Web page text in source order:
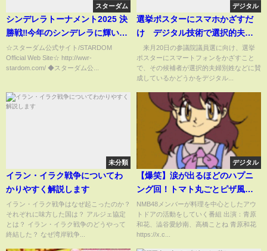
スターダム
シンデレラトーナメント2025 決
勝戦‼️今年のシンデレラに輝いた
のは… #stardom #スターダム
#prowrestling #プロレス #女子
☆スターダム公式サイト/STARDOM
Official Web Site☆ http://wwr-
stardom.com/ ◆スターダム公...
デジタル
選挙ポスターにスマホかざすだ
け デジタル技術で選択的夫婦
別姓などの政策を判別(2025年6
月30日)
来月20日の参議院議員選に向け、選挙
ポスターにスマートフォンをかざすこと
で、その候補者が選択的夫婦別姓などに賛
成しているかどうかをデジタル...
未分類
イラン・イラク戦争についてわ
かりやすく解説します
イラン・イラク戦争はなぜ起こったのか？
それぞれに味方した国は？ アルジェ協定
とは？ イラン・イラク戦争のどうやって
終結した？ なぜ湾岸戦争...
デジタル
【爆笑】涙が出るほどのハプニ
ング回！トマト丸ごとピザ風ホ
イル焼き＆焼きおにぎり｜
NMB48女子キャンパーズ #14
NMB48メンバーが料理を中心としたアウ
トドアの活動をしていく番組 出演：青原
和花、澁谷愛紗南、高橋ことね 青原和花
https://x.c...